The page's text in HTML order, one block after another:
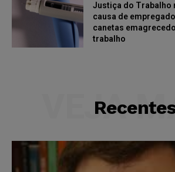
Justiça do Trabalho
causa de
canetas
trabalho
VEJA